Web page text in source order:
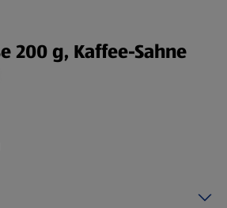
200 g, Kaffee-Sahne